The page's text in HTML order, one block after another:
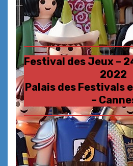
Festival des Jeux –
2022
Palais des Festivals
–